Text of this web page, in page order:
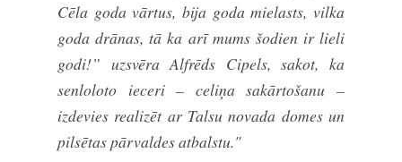
Cēla goda vārtus, bija goda mielasts, vilka
goda drānas, tā ka arī mums šodien ir lieli
godi!” uzsvēra Alfrēds Cipels, sakot, ka
senloloto ieceri – celiņa sakārtošanu –
izdevies realizēt ar Talsu novada domes un
pilsētas pārvaldes atbalstu."